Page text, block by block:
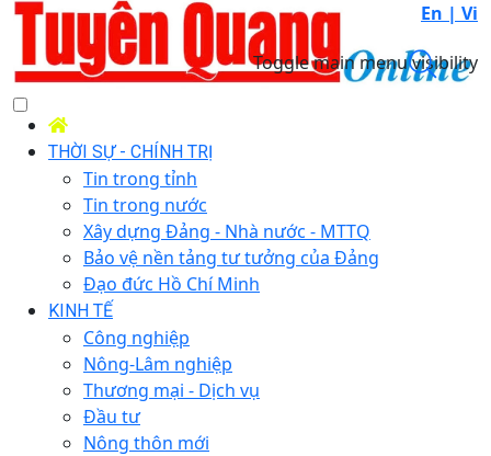
En | Vi
Toggle main menu visibility
THỜI SỰ - CHÍNH TRỊ
Tin trong tỉnh
Tin trong nước
Xây dựng Đảng - Nhà nước - MTTQ
Bảo vệ nền tảng tư tưởng của Đảng
Đạo đức Hồ Chí Minh
KINH TẾ
Công nghiệp
Nông-Lâm nghiệp
Thương mại - Dịch vụ
Đầu tư
Nông thôn mới